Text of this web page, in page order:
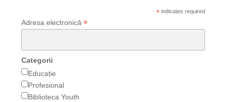
*indicates required
Adresa electronică *
Categorii
Educație
Profesional
Biblioteca Youth